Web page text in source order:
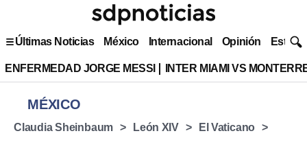
Últimas Noticias México Internacional Opinión Estilo
ENFERMEDAD JORGE MESSI INTER MIAMI VS
MÉXICO
Claudia Sheinbaum León XIV El Vaticano